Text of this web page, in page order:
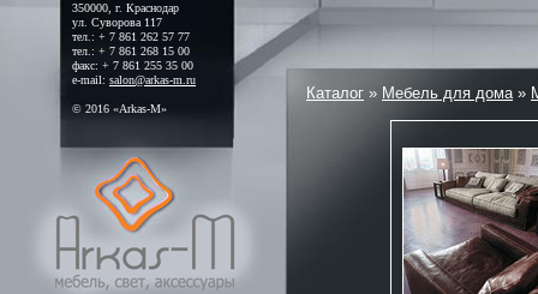
350000, г. Краснодар
ул. Суворова 117
тел.: + 7 861 262 57 77
тел.: + 7 861 268 15 00
факс: + 7 861 255 35 00
e-mail: salon@arkas-m.ru
© 2016 «Arkas-M»
Каталог » Мебель для дома»